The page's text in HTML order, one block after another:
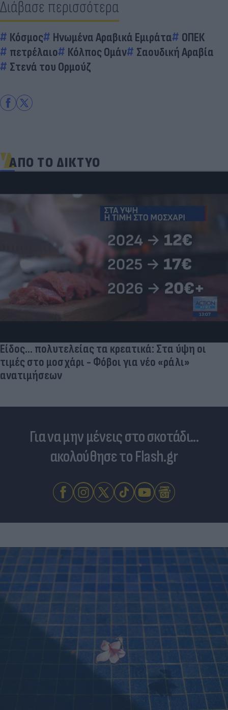
Διάβασε περισσότερα
Κόσμος Ηνωμένα Αραβικά Εμιράτα
ΟΠΕΚ
πετρέλαιο
Κόλπος Ομάν
Σαουδική Αραβία
Στενά του Ορμούζ
ΑΠΟ ΤΟ ΔΙΚΤΥΟ
Είδος... πολυτελείας τα κρεατικά: Στα ύψη οι
τιμές στο μοσχάρι - Φόβοι για νέο «ράλι»
ανατιμήσεων
Για να μην μένεις στο σκοτάδι...
ακολούθησε το Flash.gr